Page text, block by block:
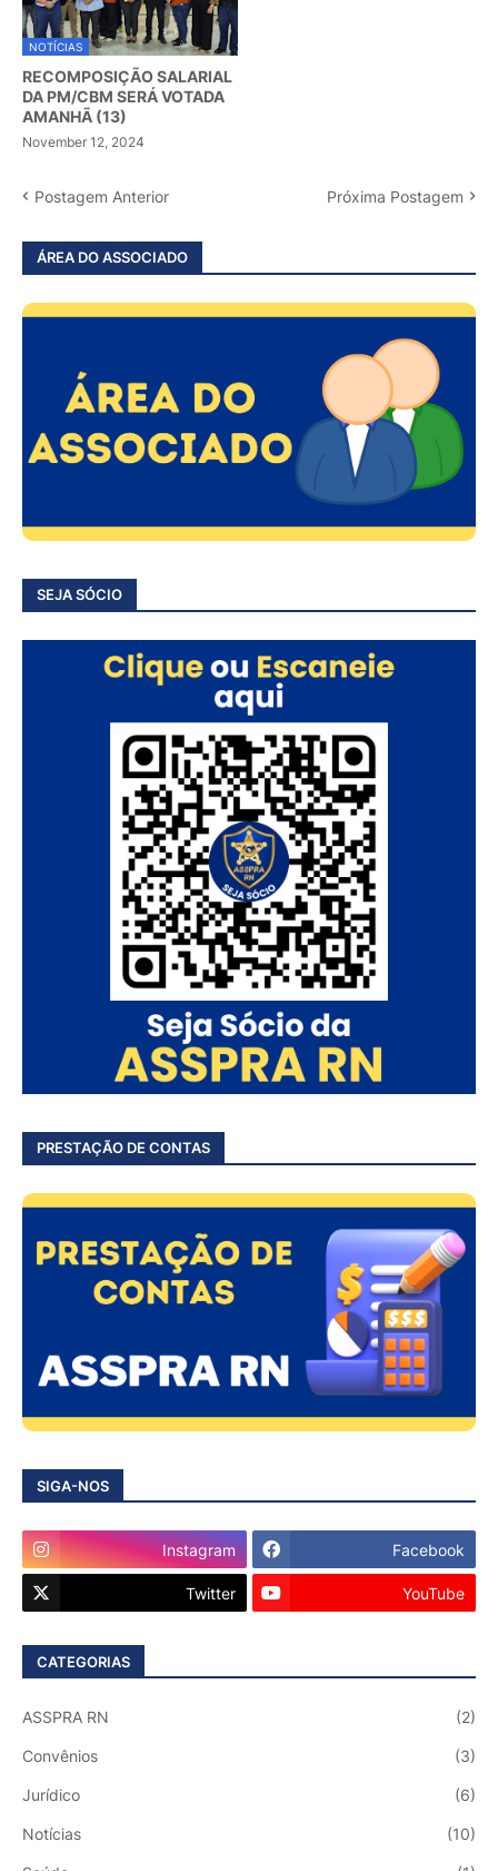
NOTÍCIAS
RECOMPOSIÇÃO SALARIAL
DA PM/CBM SERÁ VOTADA
AMANHÃ (13)
November 12, 2024
Postagem Anterior Próxima Postagem
ÁREA DO ASSOCIADO
SEJA SÓCIO
PRESTAÇÃO DE CONTAS
SIGA-NOS
Instagram Facebook
Twitter YouTube
CATEGORIAS
ASSPRA RN (2)
Convênios (3)
Jurídico (6)
Notícias (10)